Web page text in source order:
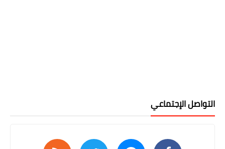
التواصل الإجتماعي